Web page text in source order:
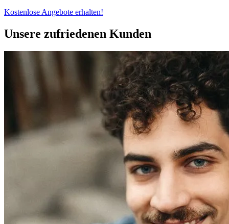
Kostenlose Angebote erhalten!
Unsere zufriedenen Kunden